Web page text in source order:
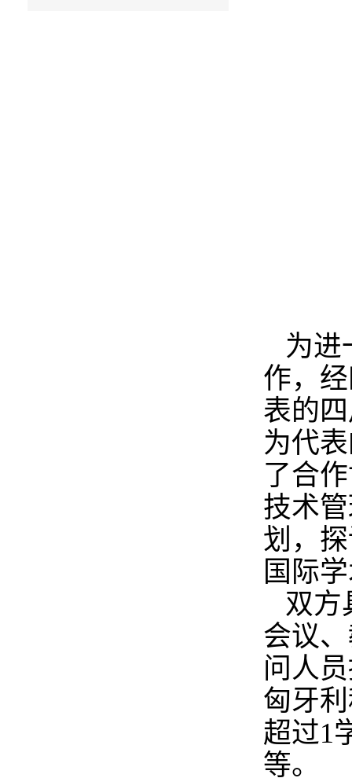
为进
作，
表的
为代
了合
技术
划，
国际
双方
会议
问人
匈牙
超过1
等。